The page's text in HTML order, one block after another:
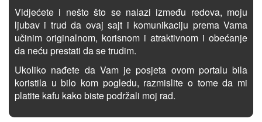
Vidjećete i nešto što se nalazi između redova, moju
ljubav i trud da ovaj sajt i komunikaciju prema Vama
učinim originalnom, korisnom i atraktivnom i obećanje
da neću prestati da se trudim.
Ukoliko nađete da Vam je posjeta ovom portalu bila
koristila u bilo kom pogledu, razmislite o tome da mi
platite kafu kako biste podržali moj rad.